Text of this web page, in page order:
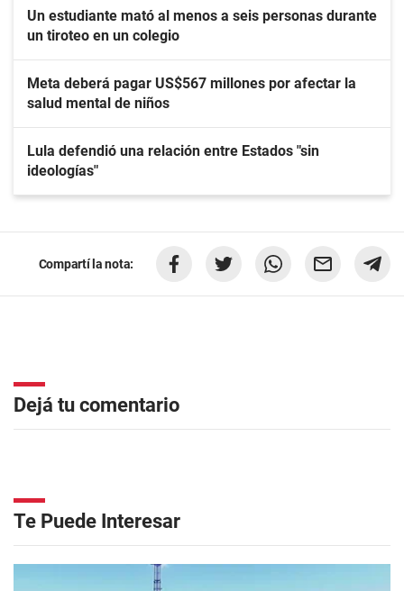
Un estudiante mató al menos a seis personas durante
un tiroteo en un colegio
Meta deberá pagar US$567 millones por afectar la
salud mental de niños
Lula defendió una relación entre Estados "sin
ideologías"
Compartí la nota:
Dejá tu comentario
Te Puede Interesar